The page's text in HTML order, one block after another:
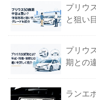
プリウ
と狙い
プリウ
期との
ランエ